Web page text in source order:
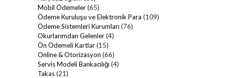
Mobil Ödemeler(65)
Ödeme Kuruluşu ve Elektronik Para (109)
Ödeme Sistemleri Kurumları (76)
Okurlarımdan Gelenler(4)
Ön Ödemeli Kartlar(15)
Online & Otorizasyon (66)
Servis Modeli Bankacılığı (4)
Takas(21)